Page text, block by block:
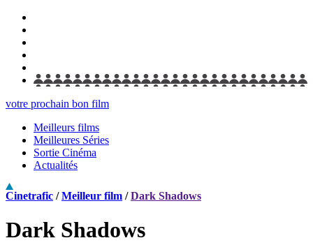
votre prochain bon film
Meilleurs films
Meilleures Séries
Sortie Cinéma
Actualités
Cinetrafic /Meilleur film /Dark Shadows
Dark Shadows